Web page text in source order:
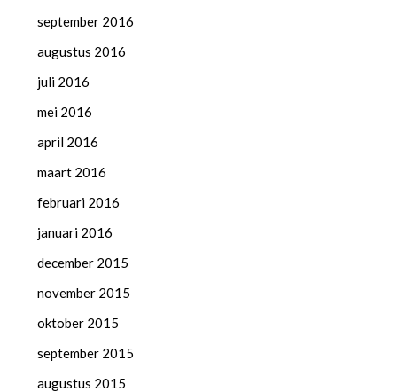
september 2016
augustus 2016
juli 2016
mei 2016
april 2016
maart 2016
februari 2016
januari 2016
december 2015
november 2015
oktober 2015
september 2015
augustus 2015